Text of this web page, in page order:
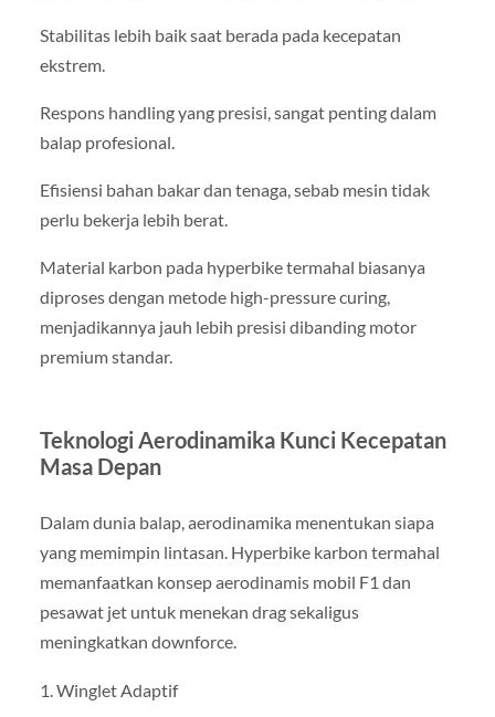
Stabilitas lebih baik saat berada pada kecepatan
ekstrem.
Respons handling yang presisi, sangat penting dalam
balap profesional.
Efisiensi bahan bakar dan tenaga, sebab mesin tidak
perlu bekerja lebih berat.
Material karbon pada hyperbike termahal biasanya
diproses dengan metode high-pressure curing,
menjadikannya jauh lebih presisi dibanding motor
premium standar.
Teknologi Aerodinamika Kunci Kecepatan
Masa Depan
Dalam dunia balap, aerodinamika menentukan siapa
yang memimpin lintasan. Hyperbike karbon termahal
memanfaatkan konsep aerodinamis mobil F1 dan
pesawat jet untuk menekan drag sekaligus
meningkatkan downforce.
1. Winglet Adaptif